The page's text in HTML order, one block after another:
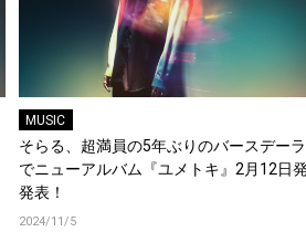
MUSIC
そらる、超満員の5年ぶりのバースデー
でニューアルバム『ユメトキ』2月12日
発表！
2024/11/5